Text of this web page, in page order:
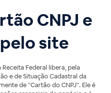
CNPJ e
site
Federal libera, pela
e de Situação Cadastral da
de "Cartão do CNPJ". Ele é